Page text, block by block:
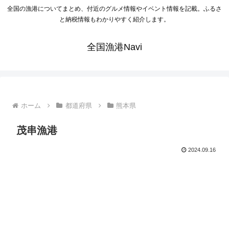
全国の漁港についてまとめ、付近のグルメ情報やイベント情報を記載。ふるさ
と納税情報もわかりやすく紹介します。
全国漁港Navi
ホーム 都道府県 熊本県
茂串漁港
2024.09.16